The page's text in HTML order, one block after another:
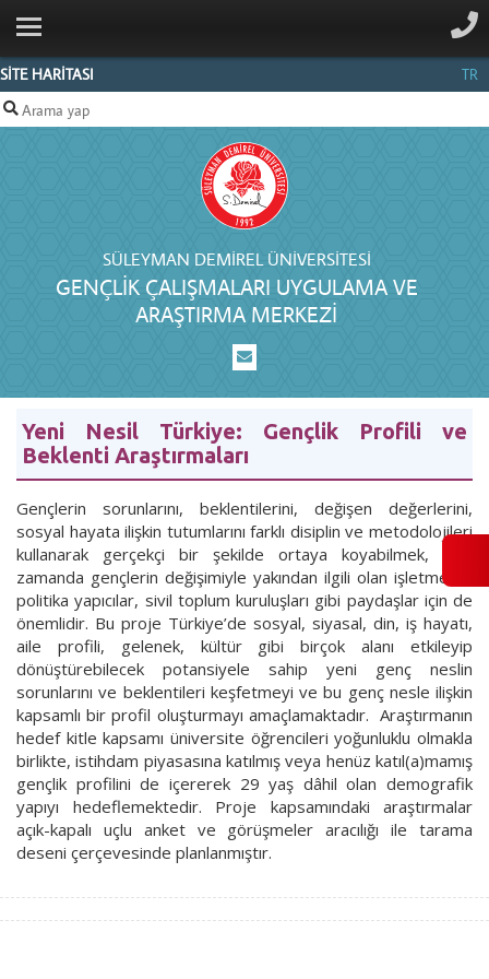
SİTE HARİTASI TR
SÜLEYMAN DEMIREL ÜNIVERSITESI
GENÇLIK ÇALIŞMALARI UYGULAMA VE
ARAŞTIRMA MERKEZI
ANA SAYFA
KURUMSAL
ARAŞTIRMALARIMIZ
Yeni Nesil Türkiye: Gençlik Profili ve
Beklenti Araştırmaları
Gençlerin sorunlarını, beklentilerini, değişen değerlerini,
sosyal hayata ilişkin tutumlarını farklı disiplin ve metodolojileri
kullanarak gerçekçi bir şekilde ortaya koyabilmek, aynı
zamanda gençlerin değişimiyle yakından ilgili olan işletmeler,
politika yapıcılar, sivil toplum kuruluşları gibi paydaşlar için de
önemlidir. Bu proje Türkiye’de sosyal, siyasal, din, iş hayatı,
aile profili, gelenek, kültür gibi birçok alanı etkileyip
dönüştürebilecek potansiyele sahip yeni genç neslin
sorunlarını ve beklentileri keşfetmeyi ve bu genç nesle ilişkin
kapsamlı bir profil oluşturmayı amaçlamaktadır. Araştırmanın
hedef kitle kapsamı üniversite öğrencileri yoğunluklu olmakla
birlikte, istihdam piyasasına katılmış veya henüz katıl(a)mamış
gençlik profilini de içererek 29 yaş dâhil olan demografik
yapıyı hedeflemektedir. Proje kapsamındaki araştırmalar
açık-kapalı uçlu anket ve görüşmeler aracılığı ile tarama
deseni çerçevesinde planlanmıştır.